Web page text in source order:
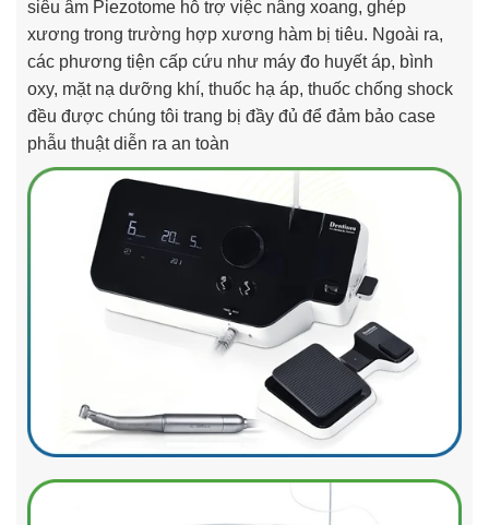
siêu âm Piezotome hỗ trợ việc nâng xoang, ghép
xương trong trường hợp xương hàm bị tiêu. Ngoài ra,
các phương tiện cấp cứu như máy đo huyết áp, bình
oxy, mặt nạ dưỡng khí, thuốc hạ áp, thuốc chống shock
đều được chúng tôi trang bị đầy đủ để đảm bảo case
phẫu thuật diễn ra an toàn